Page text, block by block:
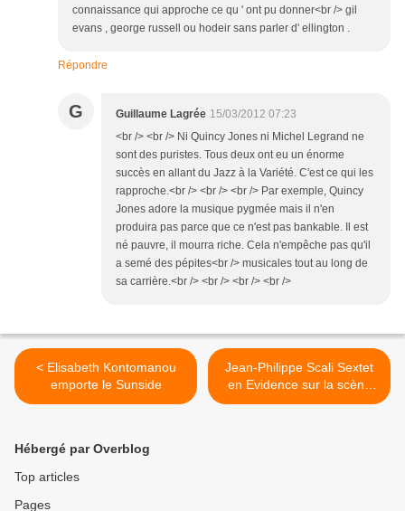
connaissance qui approche ce qu ' ont pu donner<br /> gil
evans , george russell ou hodeir sans parler d' ellington .
Répondre
G Guillaume Lagrée 15/03/2012 07:23
<br /> <br /> Ni Quincy Jones ni Michel Legrand ne
sont des puristes. Tous deux ont eu un énorme
succès en allant du Jazz à la Variété. C'est ce qui les
rapproche.<br /> <br /> <br /> Par exemple, Quincy
Jones adore la musique pygmée mais il n'en
produira pas parce que ce n'est pas bankable. Il est
né pauvre, il mourra riche. Cela n'empêche pas qu'il
a semé des pépites<br /> musicales tout au long de
sa carrière.<br /> <br /> <br /> <br />
< Elisabeth Kontomanou
emporte le Sunside
Jean-Philippe Scali Sextet
en Evidence sur la scène
du Sunside >
Hébergé par Overblog
Top articles
Pages